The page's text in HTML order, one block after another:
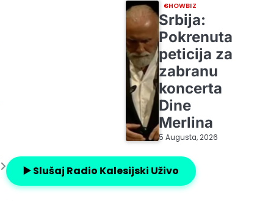
SHOWBIZ
Srbija:
Pokrenuta
peticija za
zabranu
koncerta
Dine
Merlina
5 Augusta, 2026
▶️ Slušaj Radio Kalesijski Uživo